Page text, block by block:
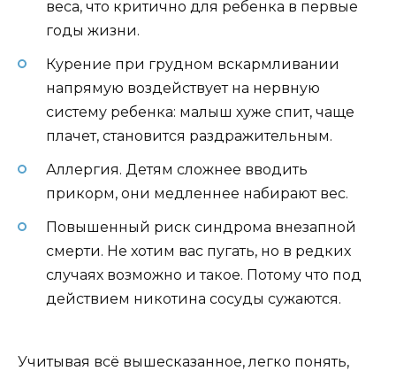
веса, что критично для ребенка в первые
годы жизни.
Курение при грудном вскармливании
напрямую воздействует на нервную
систему ребенка: малыш хуже спит, чаще
плачет, становится раздражительным.
Аллергия. Детям сложнее вводить
прикорм, они медленнее набирают вес.
Повышенный риск синдрома внезапной
смерти. Не хотим вас пугать, но в редких
случаях возможно и такое. Потому что под
действием никотина сосуды сужаются.
Учитывая всё вышесказанное, легко понять,